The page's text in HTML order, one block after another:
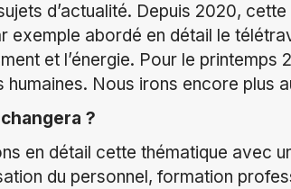
d’actualité. Depuis 2020,
exemple abordé en détail le
et l’énergie. Pour le
humaines. Nous irons encore plus
?
en détail cette thématique avec
du personnel, formation